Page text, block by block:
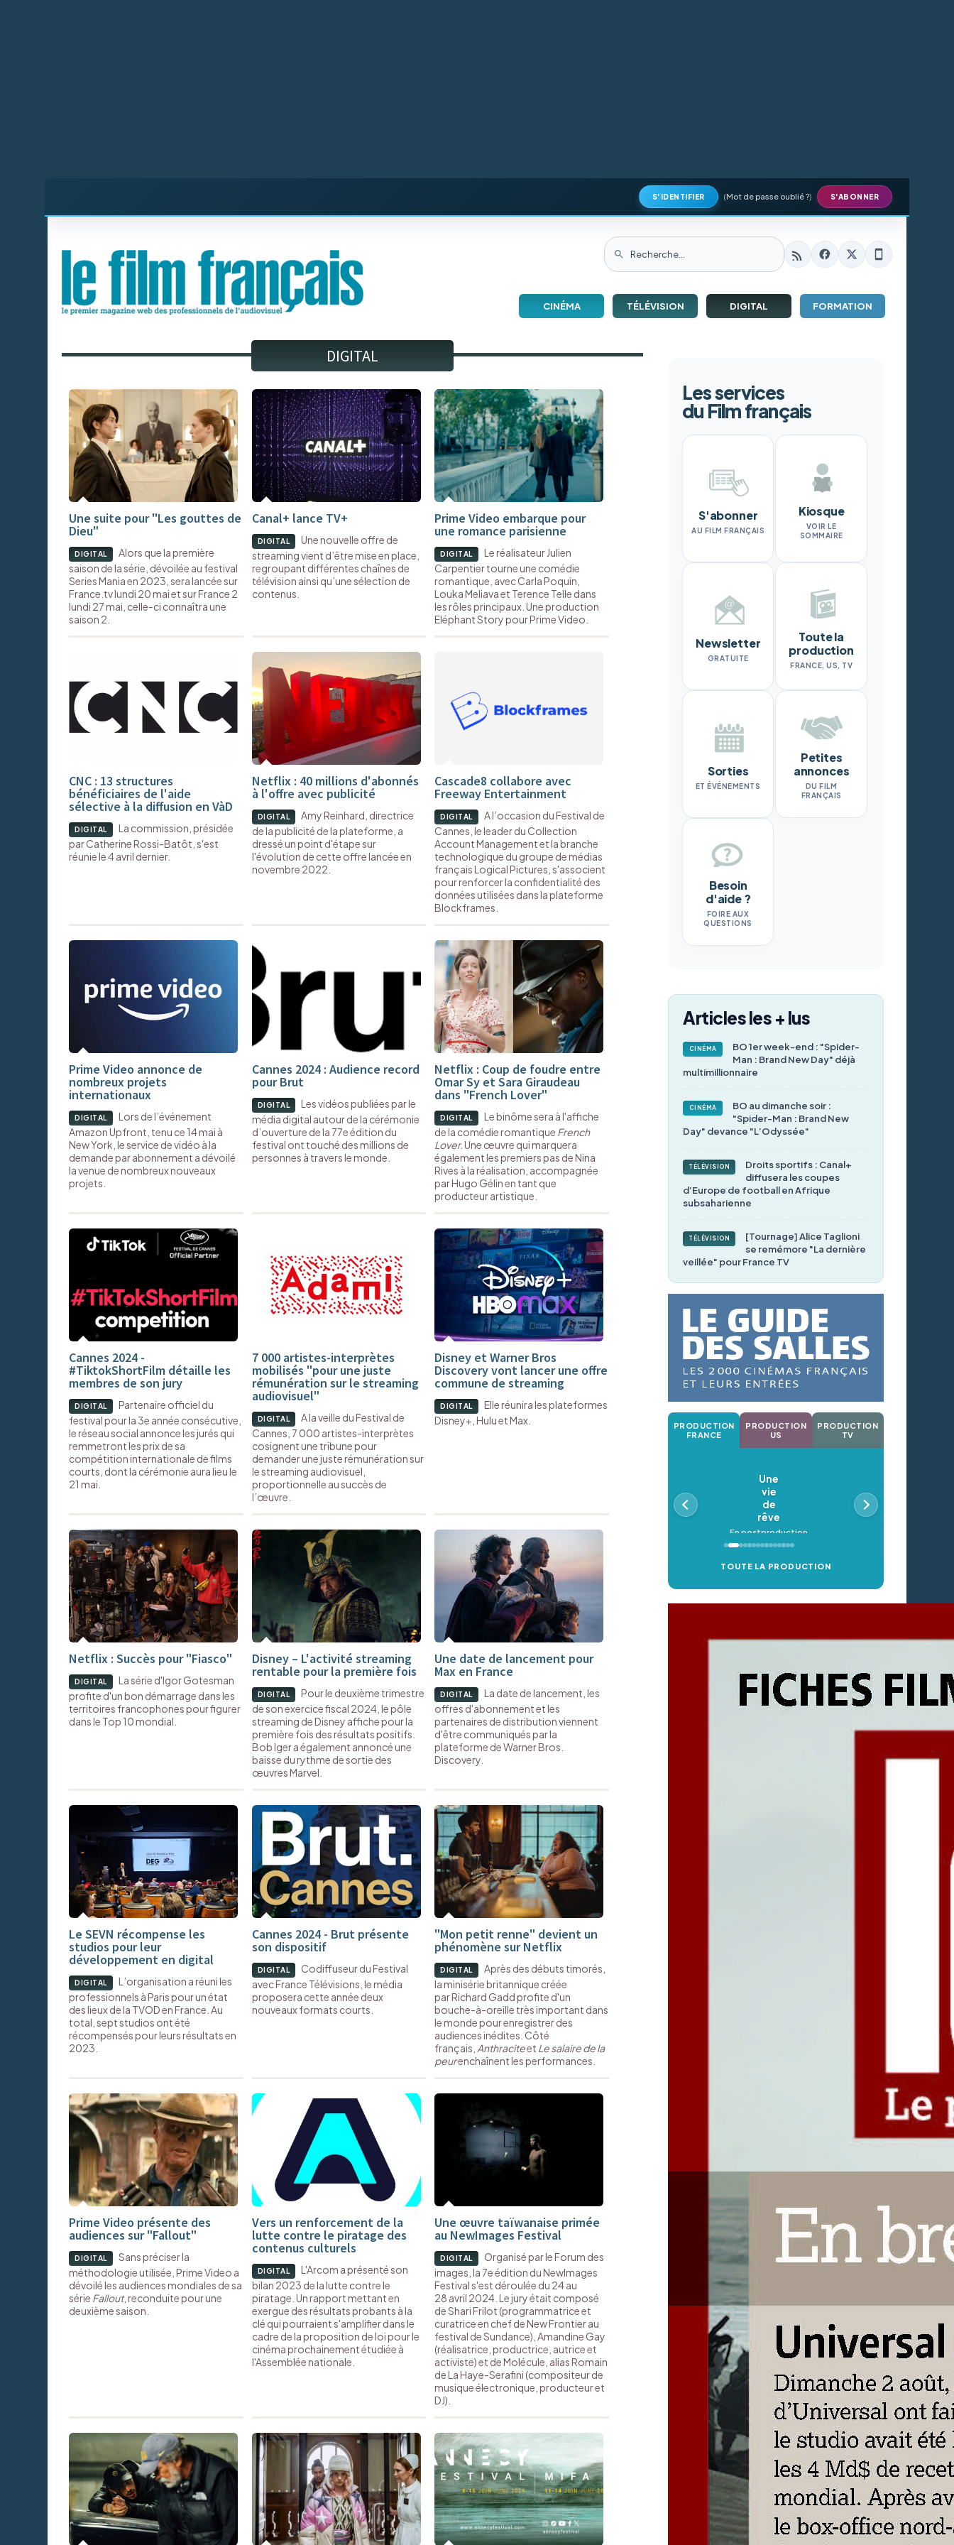
S'IDENTIFIER (Mot de passe oublié ?) S'ABONNER
CINÉMA TÉLÉVISION DIGITAL FORMATION
DIGITAL
Une suite pour "Les gouttes de
Dieu"
DIGITAL
Alors que la première
saison de la série, dévoilée au festival
Series Mania en 2023, sera lancée sur
France.tv lundi 20 mai et sur France 2
lundi 27 mai, celle-ci connaîtra une
saison 2.
Canal+ lance TV+
DIGITAL
Une nouvelle offre de
streaming vient d’être mise en place,
regroupant différentes chaînes de
télévision ainsi qu’une sélection de
contenus.
Prime Video embarque pour
une romance parisienne
DIGITAL
Le réalisateur Julien
Carpentier tourne une comédie
romantique, avec Carla Poquin,
Louka Meliava et Terence Telle dans
les rôles principaux. Une production
Eléphant Story pour Prime Video.
CNC : 13 structures
bénéficiaires de l'aide
sélective à la diffusion en VàD
DIGITAL
La commission, présidée
par Catherine Rossi-Batôt, s'est
réunie le 4 avril dernier.
Netflix : 40 millions d'abonnés
à l'offre avec publicité
DIGITAL
Amy Reinhard, directrice
de la publicité de la plateforme, a
dressé un point d'étape sur
l'évolution de cette offre lancée en
novembre 2022.
Cascade8 collabore avec
Freeway Entertainment
DIGITAL
A l’occasion du Festival de
Cannes, le leader du Collection
Account Management et la branche
technologique du groupe de médias
français Logical Pictures, s'associent
pour renforcer la confidentialité des
données utilisées dans la plateforme
Blockframes.
Prime Video annonce de
nombreux projets
internationaux
DIGITAL
Lors de l’événement
Amazon Upfront, tenu ce 14 mai à
New York, le service de vidéo à la
demande par abonnement a dévoilé
la venue de nombreux nouveaux
projets.
Cannes 2024 : Audience record
pour Brut
DIGITAL
Les vidéos publiées par le
média digital autour de la cérémonie
d’ouverture de la 77e édition du
festival ont touché des millions de
personnes à travers le monde.
Netflix : Coup de foudre entre
Omar Sy et Sara Giraudeau
dans "French Lover"
DIGITAL
Le binôme sera à l'affiche
de la comédie romantique French
Lover.Une œuvre qui marquera
également les premiers pas de Nina
Rives à la réalisation, accompagnée
par Hugo Gélin en tant que
producteur artistique.
Cannes 2024 -
#TiktokShortFilm détaille les
membres de son jury
DIGITAL
Partenaire officiel du
festival pour la 3e année consécutive,
le réseau social annonce les jurés qui
remmetront les prix de sa
compétition internationale de films
courts, dont la cérémonie aura lieu le
21 mai.
7 000 artistes-interprètes
mobilisés "pour une juste
rémunération sur le streaming
audiovisuel"
DIGITAL
A la veille du Festival de
Cannes, 7 000 artistes-interprètes
cosignent une tribune pour
demander une juste rémunération sur
le streaming audiovisuel,
proportionnelle au succès de
l’œuvre.
Disney et Warner Bros
Discovery vont lancer une offre
commune de streaming
DIGITAL
Elle réunira les plateformes
Disney+, Hulu et Max.
Netflix : Succès pour "Fiasco"
DIGITAL
La série d'Igor Gotesman
profite d'un bon démarrage dans les
territoires francophones pour figurer
dans le Top 10 mondial.
Disney – L'activité streaming
rentable pour la première fois
DIGITAL
Pour le deuxième trimestre
de son exercice fiscal 2024, le pôle
streaming de Disney affiche pour la
première fois des résultats positifs.
Bob Iger a également annoncé une
baisse du rythme de sortie des
œuvres Marvel.
Une date de lancement pour
Max en France
DIGITAL
La date de lancement, les
offres d'abonnement et les
partenaires de distribution viennent
d'être communiqués par la
plateforme de Warner Bros.
Discovery.
Le SEVN récompense les
studios pour leur
développement en digital
DIGITAL
L’organisation a réuni les
professionnels à Paris pour un état
des lieux de la TVOD en France. Au
total, sept studios ont été
récompensés pour leurs résultats en
2023.
Cannes 2024 - Brut présente
son dispositif
DIGITAL
Codiffuseur du Festival
avec France Télévisions, le média
proposera cette année deux
nouveaux formats courts.
"Mon petit renne" devient un
phénomène sur Netflix
DIGITAL
Après des débuts timorés,
la minisérie britannique créée
par Richard Gadd profite d'un
bouche-à-oreille très important dans
le monde pour enregistrer des
audiences inédites. Côté
français, Anthraciteet Le salaire de la
peurenchaînent les performances.
Prime Video présente des
audiences sur "Fallout"
DIGITAL
Sans préciser la
méthodologie utilisée, Prime Video a
dévoilé les audiences mondiales de sa
série Fallout, reconduite pour une
deuxième saison.
Vers un renforcement de la
lutte contre le piratage des
contenus culturels
DIGITAL
L'Arcom a présenté son
bilan 2023 de la lutte contre le
piratage. Un rapport mettant en
exergue des résultats probants à la
clé qui pourraient s'amplifier dans le
cadre de la proposition de loi pour le
cinéma prochainement étudiée à
l'Assemblée nationale.
Une œuvre taïwanaise primée
au NewImages Festival
DIGITAL
Organisé par le Forum des
images, la 7e édition du NewImages
Festival s'est déroulée du 24 au
28 avril 2024. Le jury était composé
de Shari Frilot (programmatrice et
curatrice en chef de New Frontier au
festival de Sundance), Amandine Gay
(réalisatrice, productrice, autrice et
activiste) et de Molécule, alias Romain
de La Haye-Serafini (compositeur de
musique électronique, producteur et
DJ).
Les services
du Film français
S'abonner
AU FILM FRANÇAIS
Kiosque
VOIR LE
SOMMAIRE
Newsletter
GRATUITE
Toute la
production
FRANCE, US, TV
Sorties
ET ÉVÉNEMENTS
Petites
annonces
DU FILM
FRANÇAIS
Besoin
d'aide ?
FOIRE AUX
QUESTIONS
Articles les + lus
CINÉMA
BO 1er week-end : "Spider-
Man : Brand New Day" déjà
multimillionnaire
CINÉMA
BO au dimanche soir :
"Spider-Man : Brand New
Day" devance "L’Odyssée"
TÉLÉVISION
Droits sportifs : Canal+
diffusera les coupes
d’Europe de football en Afrique
subsaharienne
TÉLÉVISION
[Tournage] Alice Taglioni
se remémore "La dernière
veillée" pour France TV
PRODUCTION
FRANCE
PRODUCTION
US
PRODUCTION
TV
En postproduction
En postproduction
TOUTE LA PRODUCTION